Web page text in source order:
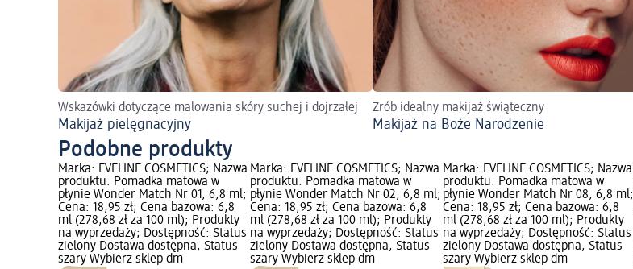
Wskazówki dotyczące malowania skóry suchej i dojrzałej
Makijaż pielęgnacyjny
Zrób idealny makijaż świąteczny
Makijaż na Boże Narodzenie
Podobne produkty
Marka: EVELINE COSMETICS; Nazwa
produktu: Pomadka matowa w
płynie Wonder Match Nr 01, 6,8 ml;
Cena: 18,95 zł; Cena bazowa: 6,8
ml (278,68 zł za 100 ml); Produkty
na wyprzedaży; Dostępność: Status
zielony Dostawa dostępna, Status
szary Wybierz sklep dm
Marka: EVELINE COSMETICS; Nazwa
produktu: Pomadka matowa w
płynie Wonder Match Nr 02, 6,8 ml;
Cena: 18,95 zł; Cena bazowa: 6,8
ml (278,68 zł za 100 ml); Produkty
na wyprzedaży; Dostępność: Status
zielony Dostawa dostępna, Status
szary Wybierz sklep dm
Marka: EVELINE COSMETICS; Nazwa
produktu: Pomadka matowa w
płynie Wonder Match Nr 08, 6,8 ml;
Cena: 18,95 zł; Cena bazowa: 6,8
ml (278,68 zł za 100 ml); Produkty
na wyprzedaży; Dostępność: Status
zielony Dostawa dostępna, Status
szary Wybierz sklep dm